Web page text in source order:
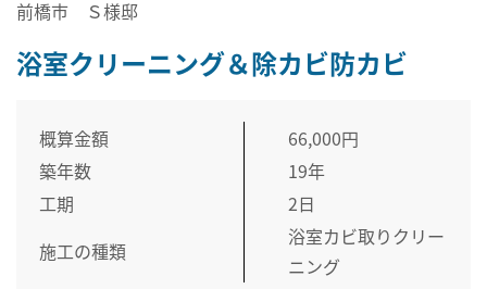
前橋市 Ｓ様邸
浴室クリーニング＆除カビ防カビ
概算金額
66,000円
築年数
19年
工期
2日
施工の種類
浴室カビ取りクリー
ニング